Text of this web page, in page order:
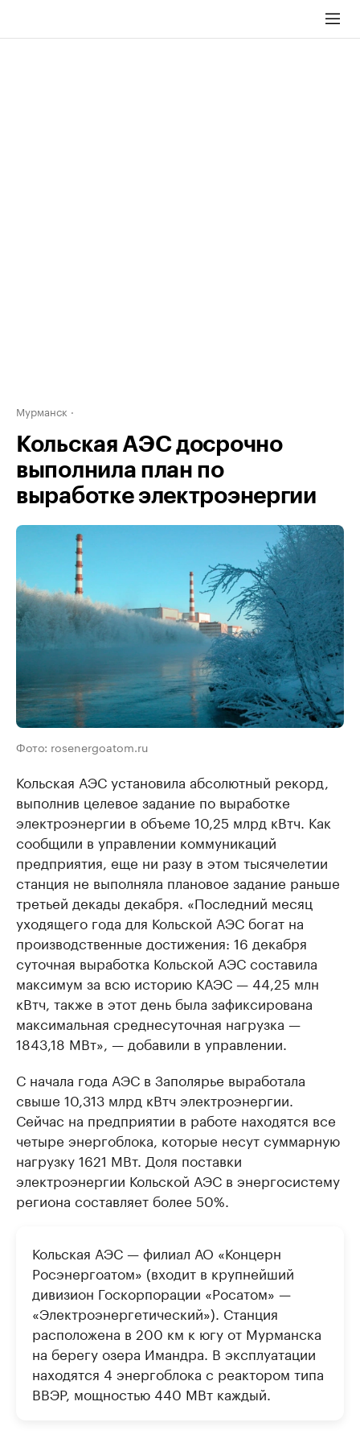
Мурманск
Кольская АЭС досрочно
выполнила план по
выработке электроэнергии
Фото: rosenergoatom.ru
Кольская АЭС установила абсолютный рекорд,
выполнив целевое задание по выработке
электроэнергии в объеме 10,25 млрд кВтч. Как
сообщили в управлении коммуникаций
предприятия, еще ни разу в этом тысячелетии
станция не выполняла плановое задание раньше
третьей декады декабря. «Последний месяц
уходящего года для Кольской АЭС богат на
производственные достижения: 16 декабря
суточная выработка Кольской АЭС составила
максимум за всю историю КАЭС — 44,25 млн
кВтч, также в этот день была зафиксирована
максимальная среднесуточная нагрузка —
1843,18 МВт», — добавили в управлении.
С начала года АЭС в Заполярье выработала
свыше 10,313 млрд кВтч электроэнергии.
Сейчас на предприятии в работе находятся все
четыре энергоблока, которые несут суммарную
нагрузку 1621 МВт. Доля поставки
электроэнергии Кольской АЭС в энергосистему
региона составляет более 50%.
Кольская АЭС — филиал АО «Концерн
Росэнергоатом» (входит в крупнейший
дивизион Госкорпорации «Росатом» —
«Электроэнергетический»). Станция
расположена в 200 км к югу от Мурманска
на берегу озера Имандра. В эксплуатации
находятся 4 энергоблока с реактором типа
ВВЭР, мощностью 440 МВт каждый.